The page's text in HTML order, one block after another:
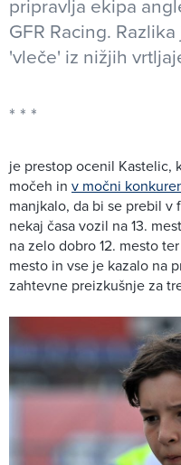
pripravlja ekipa
GFR Racing.
'vleče' iz nižjih
je prestop ocenil Kastelic,
močeh in v močni
manjkalo, da bi se prebil v
nekaj časa vozil na 13.
na zelo dobro 12. mesto
mesto in vse je kazalo na
zahtevne preizkušnje za